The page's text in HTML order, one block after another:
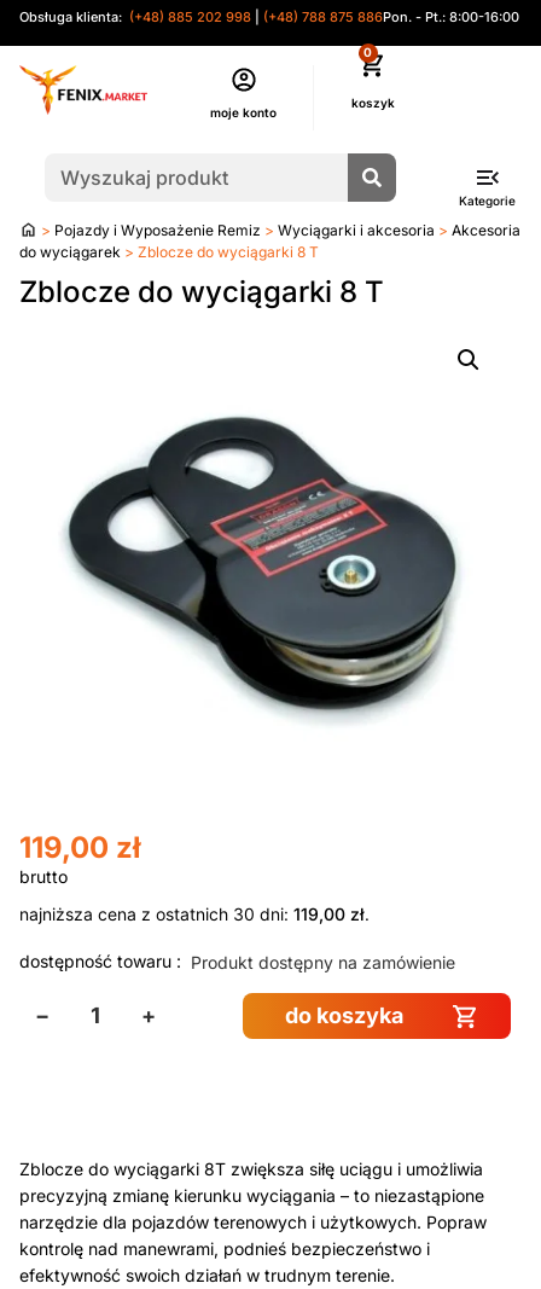
Obsługa klienta: (+48) 885 202 998 (+48) 788 875 886Pon. - Pt.: 8:00-16:00
moje konto
0
Kategorie
Strona
główna
> Pojazdy i Wyposażenie Remiz > Wyciągarki i akcesoria > Akcesoria
do wyciągarek > Zblocze do wyciągarki 8 T
Zblocze do wyciągarki 8T zwiększa siłę uciągu i umożliwia
precyzyjną zmianę kierunku wyciągania – to niezastąpione
narzędzie dla pojazdów terenowych i użytkowych. Popraw
kontrolę nad manewrami, podnieś bezpieczeństwo i
efektywność swoich działań w trudnym terenie.
Zblocze do wyciągarki 8 T
119,00 zł
najniższa cena z ostatnich 30 dni: 119,00 zł.
dostępność towaru : Produkt dostępny na zamówienie
− + do koszyka